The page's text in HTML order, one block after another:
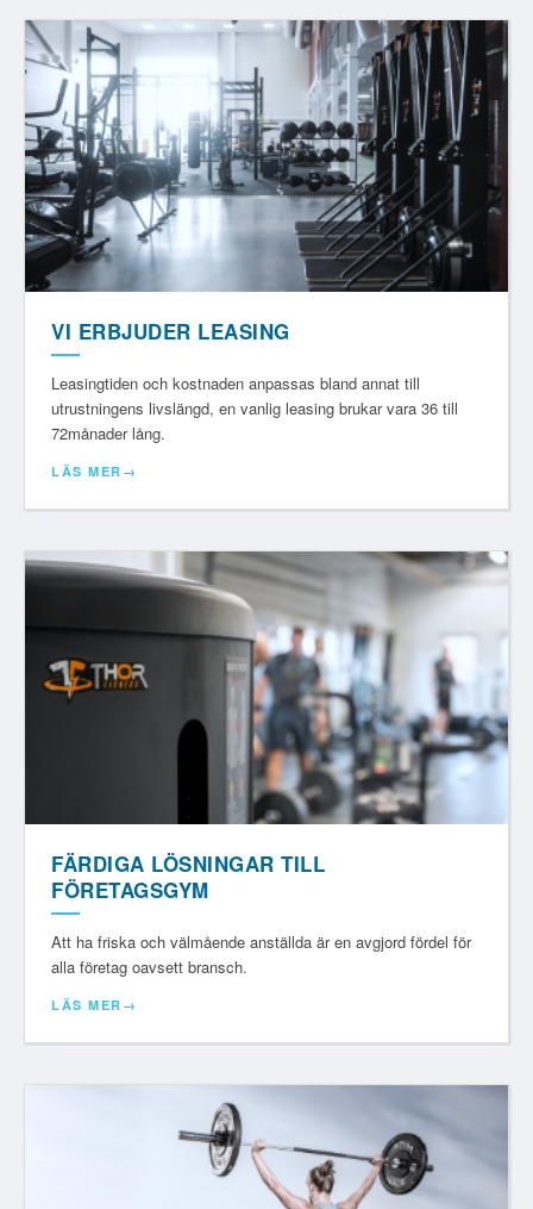
VI ERBJUDER LEASING
Leasingtiden och kostnaden anpassas bland annat till
utrustningens livslängd, en vanlig leasing brukar vara 36 till
72månader lång.
LÄS MER
FÄRDIGA LÖSNINGAR TILL
FÖRETAGSGYM
Att ha friska och välmående anställda är en avgjord fördel för
alla företag oavsett bransch.
LÄS MER